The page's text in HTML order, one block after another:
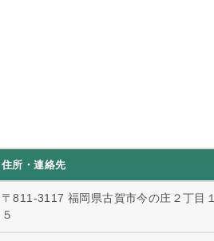
住所・連絡先
〒811-3117 福岡県古賀市今の庄２丁目
５